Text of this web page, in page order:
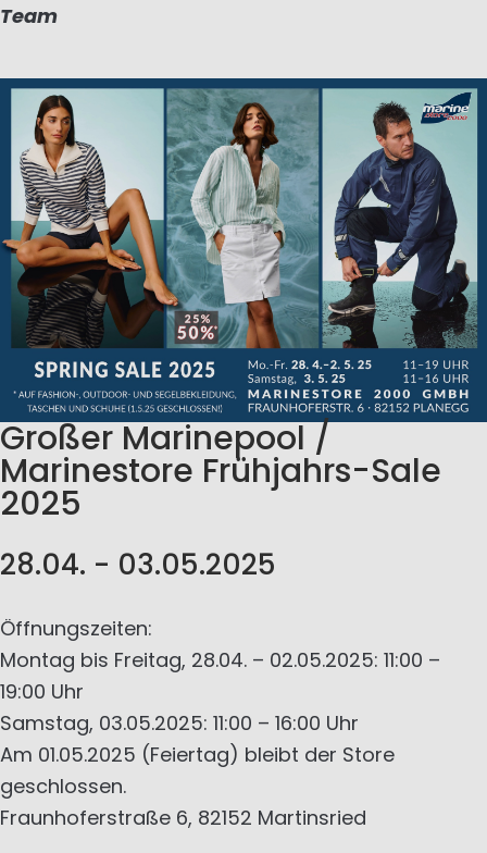
Team
Großer Marinepool /
Marinestore Frühjahrs-Sale
2025
28.04. - 03.05.2025
Öffnungszeiten:
Montag bis Freitag, 28.04. – 02.05.2025: 11:00 –
19:00 Uhr
Samstag, 03.05.2025: 11:00 – 16:00 Uhr
Am 01.05.2025 (Feiertag) bleibt der Store
geschlossen.
Fraunhoferstraße 6, 82152 Martinsried